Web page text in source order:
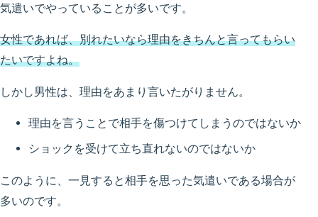
気遣いでやっていることが多いです。
女性であれば、別れたいなら理由をきちんと言ってもらい
たいですよね。
しかし男性は、理由をあまり言いたがりません。
理由を言うことで相手を傷つけてしまうのではないか
ショックを受けて立ち直れないのではないか
このように、一見すると相手を思った気遣いである場合が
多いのです。